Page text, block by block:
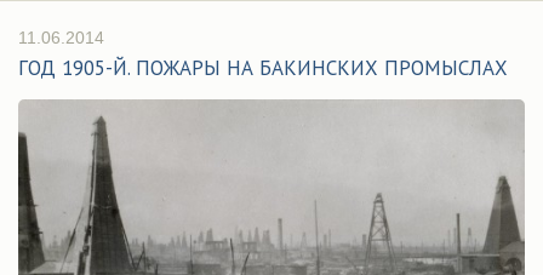
11.06.2014
ГОД 1905-Й. ПОЖАРЫ НА БАКИНСКИХ ПРОМЫСЛАХ